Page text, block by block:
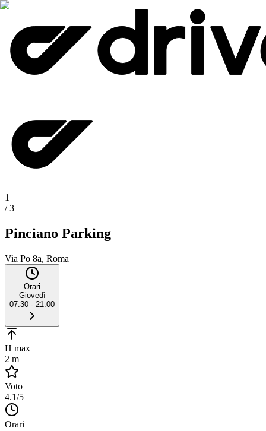
1
/3
Pinciano Parking
Via Po 8a, Roma
Orari
Giovedì
07:30 - 21:00
H max
2 m
Voto
4.1/5
Orari